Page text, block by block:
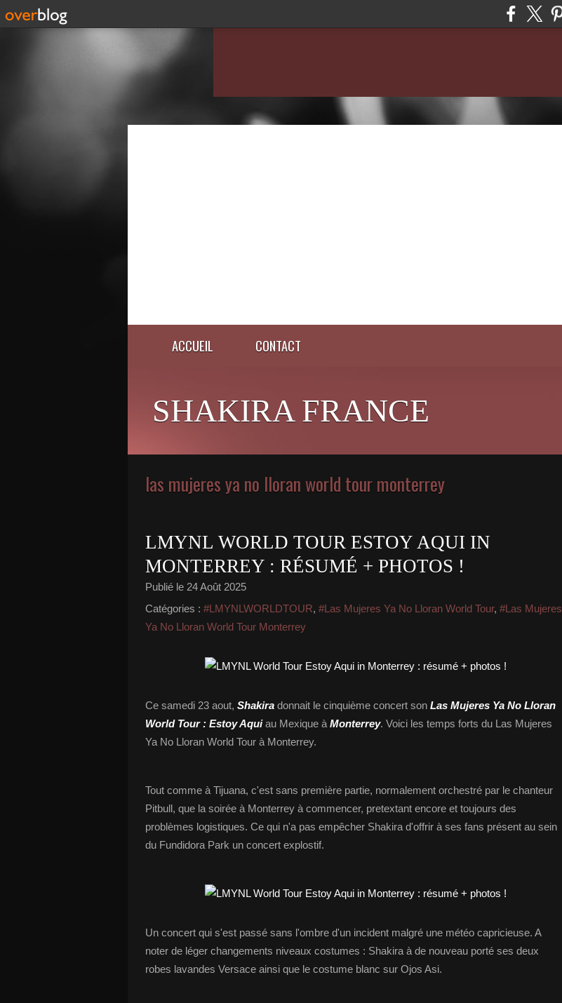
ACCUEIL CONTACT
SHAKIRA FRANCE
las mujeres ya no lloran world tour monterrey
LMYNL WORLD TOUR ESTOY AQUI IN
MONTERREY : RÉSUMÉ + PHOTOS !
Publié le 24 Août 2025
Catégories : #LMYNLWORLDTOUR, #Las Mujeres Ya No Lloran World Tour, #Las Mujeres
Ya No Lloran World Tour Monterrey
Ce samedi 23 aout, Shakira donnait le cinquième concert son Las Mujeres Ya No Lloran
World Tour : Estoy Aquiau Mexique à Monterrey. Voici les temps forts du Las Mujeres
Ya No Lloran World Tour à Monterrey.
Tout comme à Tijuana, c'est sans première partie, normalement orchestré par le chanteur
Pitbull, que la soirée à Monterrey à commencer, pretextant encore et toujours des
problèmes logistiques. Ce qui n'a pas empêcher Shakira d'offrir à ses fans présent au sein
du Fundidora Park un concert explostif.
Un concert qui s'est passé sans l'ombre d'un incident malgré une météo capricieuse. A
noter de léger changements niveaux costumes : Shakira à de nouveau porté ses deux
robes lavandes Versace ainsi que le costume blanc sur Ojos Asi.